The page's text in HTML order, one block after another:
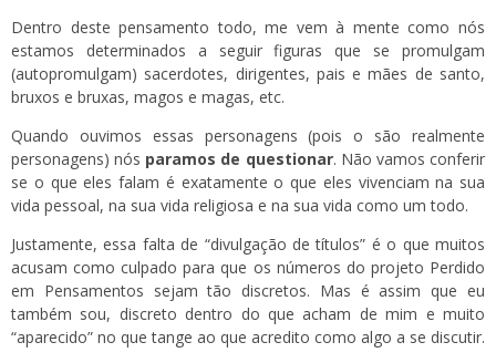
Dentro deste pensamento todo, me vem à mente como nós
estamos determinados a seguir figuras que se promulgam
(autopromulgam) sacerdotes, dirigentes, pais e mães de santo,
bruxos e bruxas, magos e magas, etc.
Quando ouvimos essas personagens (pois o são realmente
personagens) nós paramos de questionar. Não vamos conferir
se o que eles falam é exatamente o que eles vivenciam na sua
vida pessoal, na sua vida religiosa e na sua vida como um todo.
Justamente, essa falta de “divulgação de títulos” é o que muitos
acusam como culpado para que os números do projeto Perdido
em Pensamentos sejam tão discretos. Mas é assim que eu
também sou, discreto dentro do que acham de mim e muito
“aparecido” no que tange ao que acredito como algo a se discutir.